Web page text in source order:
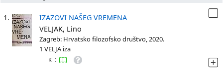
1.
IZAZOVI NAŠEG VREMENA
VELJAK, Lino
Zagreb: Hrvatsko filozofsko društvo, 2020.
1 VELJA iza
K :